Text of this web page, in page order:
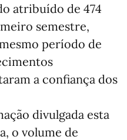
atribuído de 474
semestre,
período de
a confiança dos
divulgada esta
o volume de